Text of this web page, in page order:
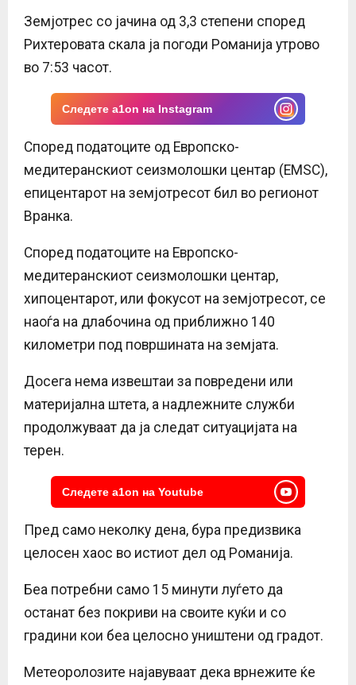
Земјотрес со јачина од 3,3 степени според
Рихтеровата скала ја погоди Романија утрово
во 7:53 часот.
Следете a1on на Instagram
Според податоците од Европско-
медитеранскиот сеизмолошки центар (EMSC),
епицентарот на земјотресот бил во регионот
Вранка.
Според податоците на Европско-
медитеранскиот сеизмолошки центар,
хипоцентарот, или фокусот на земјотресот, се
наоѓа на длабочина од приближно 140
километри под површината на земјата.
Досега нема извештаи за повредени или
материјална штета, а надлежните служби
продолжуваат да ја следат ситуацијата на
терен.
Следете a1on на Youtube
Пред само неколку дена, бура предизвика
целосен хаос во истиот дел од Романија.
Беа потребни само 15 минути луѓето да
останат без покриви на своите куќи и со
градини кои беа целосно уништени од градот.
Метеоролозите најавуваат дека врнежите ќе